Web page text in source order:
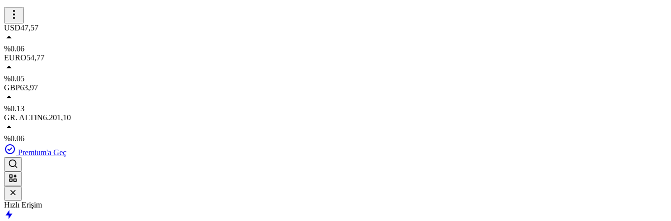
USD47,57
%0.06
EURO54,77
%0.05
GBP63,97
%0.13
GR. ALTIN6.201,10
%0.06
Premium'a Geç
Hızlı Erişim